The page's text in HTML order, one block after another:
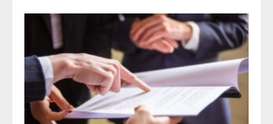
Tecnologia que “lê” o solo
transforma manejo agrícola e
comprova ganhos de produtividade